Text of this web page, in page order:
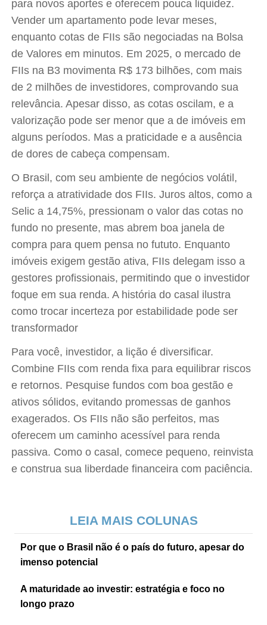
para novos aportes e oferecem pouca liquidez.
Vender um apartamento pode levar meses,
enquanto cotas de FIIs são negociadas na Bolsa
de Valores em minutos. Em 2025, o mercado de
FIIs na B3 movimenta R$ 173 bilhões, com mais
de 2 milhões de investidores, comprovando sua
relevância. Apesar disso, as cotas oscilam, e a
valorização pode ser menor que a de imóveis em
alguns períodos. Mas a praticidade e a ausência
de dores de cabeça compensam.
O Brasil, com seu ambiente de negócios volátil,
reforça a atratividade dos FIIs. Juros altos, como a
Selic a 14,75%, pressionam o valor das cotas no
fundo no presente, mas abrem boa janela de
compra para quem pensa no fututo. Enquanto
imóveis exigem gestão ativa, FIIs delegam isso a
gestores profissionais, permitindo que o investidor
foque em sua renda. A história do casal ilustra
como trocar incerteza por estabilidade pode ser
transformador
Para você, investidor, a lição é diversificar.
Combine FIIs com renda fixa para equilibrar riscos
e retornos. Pesquise fundos com boa gestão e
ativos sólidos, evitando promessas de ganhos
exagerados. Os FIIs não são perfeitos, mas
oferecem um caminho acessível para renda
passiva. Como o casal, comece pequeno, reinvista
e construa sua liberdade financeira com paciência.
LEIA MAIS COLUNAS
Por que o Brasil não é o país do futuro, apesar do
imenso potencial
A maturidade ao investir: estratégia e foco no
longo prazo